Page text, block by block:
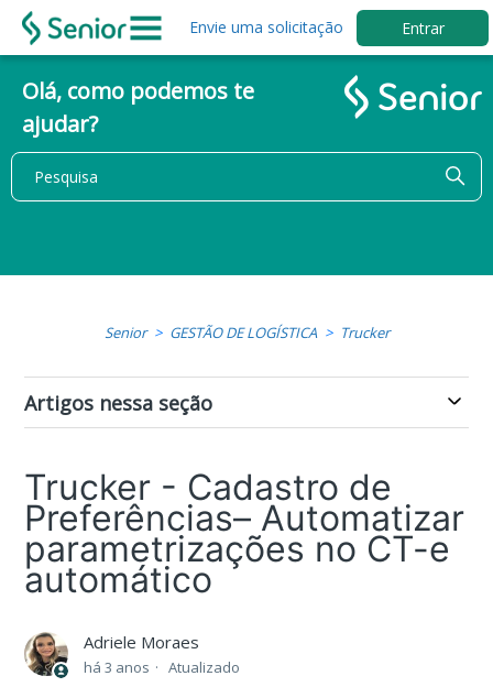
Envie uma solicitação Entrar
Olá, como podemos te
ajudar?
Senior GESTÃO DE LOGÍSTICA Trucker
Artigos nessa seção
Trucker - Cadastro de
Preferências– Automatizar
parametrizações no CT-e
automático
Adriele Moraes
há 3 anos Atualizado